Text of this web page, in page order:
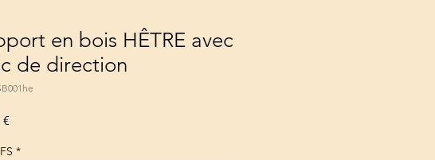
en bois HÊTRE avec
de direction
€
*